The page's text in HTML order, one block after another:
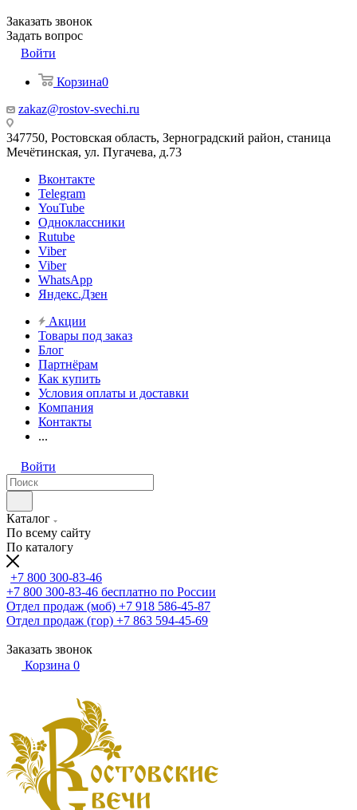
Заказать звонок
Задать вопрос
Войти
Корзина0
zakaz@rostov-svechi.ru
347750, Ростовская область, Зерноградский район, станица
Мечётинская, ул. Пугачева, д.73
Вконтакте
Telegram
YouTube
Одноклассники
Rutube
Viber
Viber
WhatsApp
Яндекс.Дзен
Акции
Товары под заказ
Блог
Партнёрам
Как купить
Условия оплаты и доставки
Компания
Контакты
...
Войти
Каталог
По всему сайту
По каталогу
+7 800 300-83-46
+7 800 300-83-46 бесплатно по России
Отдел продаж (моб) +7 918 586-45-87
Отдел продаж (гор) +7 863 594-45-69
Заказать звонок
Корзина 0